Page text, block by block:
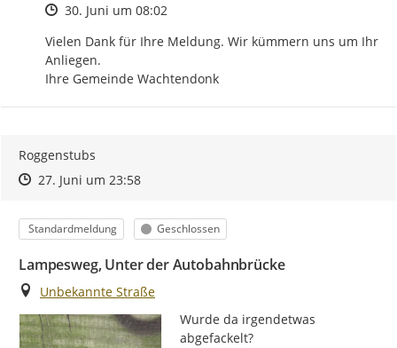
Zeitpunkt des Erstellens
30. Juni um 08:02
Vielen Dank für Ihre Meldung. Wir kümmern uns um Ihr
Anliegen.
Ihre Gemeinde Wachtendonk
Roggenstubs
Zeitpunkt des Erstellens
Zeitpunkt des Erstellens
27. Juni um 23:58Zur Äußerung
Kategorie
Standardmeldung Status
Geschlossen
Lampesweg, Unter der Autobahnbrücke
Ort
Unbekannte Straße
Wurde da irgendetwas
abgefackelt?